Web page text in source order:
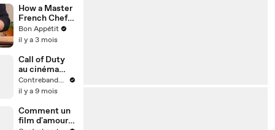
donne Aucun
autre choix.
Est-ce le
chef-d’œuvre
annoncé ?
How a Master
French Chef
Makes Roast
Chicken at
Bon Appétit
il y a 3 mois
Call of Duty
au cinéma
Social
Network 2
japonais qui
cartonne
Contrebande Films
il y a 9 mois
Comment un
film d'amour